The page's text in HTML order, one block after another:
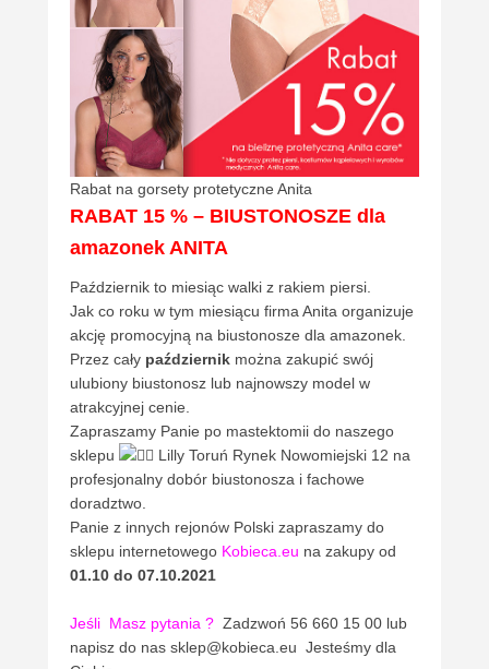
Rabat na gorsety protetyczne Anita
RABAT 15 % – BIUSTONOSZE dla
amazonek ANITA
Październik to miesiąc walki z rakiem piersi.
Jak co roku w tym miesiącu firma Anita organizuje
akcję promocyjną na biustonosze dla amazonek.
Przez cały październik można zakupić swój
ulubiony biustonosz lub najnowszy model w
atrakcyjnej cenie.
Zapraszamy Panie po mastektomii do naszego
sklepu
Lilly Toruń Rynek Nowomiejski 12 na
profesjonalny dobór biustonosza i fachowe
doradztwo.
Panie z innych rejonów Polski zapraszamy do
sklepu internetowego Kobieca.eu na zakupy od
01.10 do 07.10.2021
Jeśli Masz pytania ? Zadzwoń 56 660 15 00 lub
napisz do nas sklep@kobieca.eu Jesteśmy dla